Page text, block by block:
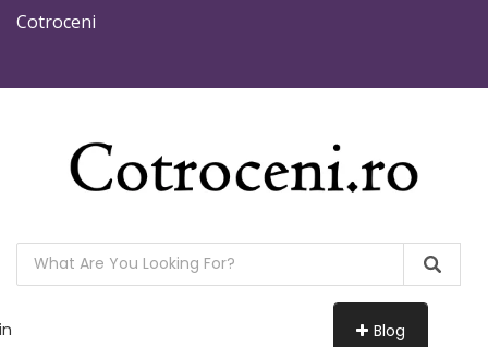
Cotroceni
Blog